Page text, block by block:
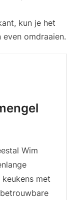
kun je het
omdraaien.
Wim
met